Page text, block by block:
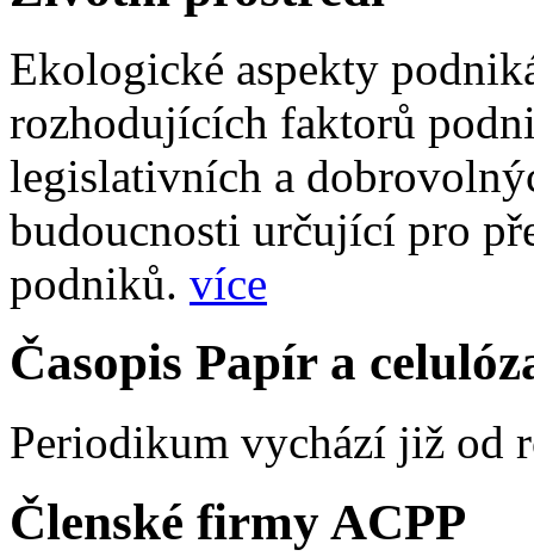
Ekologické aspekty
rozhodujících faktorů
legislativních a
budoucnosti určující pro
podniků. více
Časopis Papír a
Periodikum vychází již od
Členské firmy ACPP